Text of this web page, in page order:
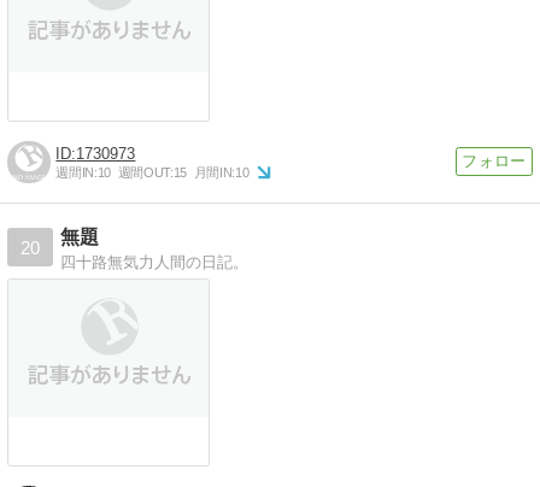
1730973
週間IN:10 週間OUT:15 月間IN:10
20
無題
四十路無気力人間の日記。